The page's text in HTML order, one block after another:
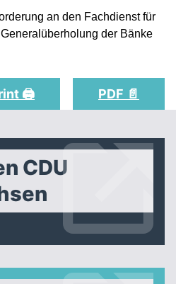
an den Fachdienst für
der Bänke
🖨 PDF 📄
CDU